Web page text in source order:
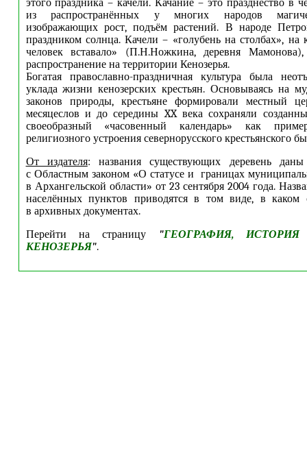
этого праздника – качели. Качание – это празднество в
из распространённых у многих народов
изображающих рост, подъём растений. В народе
праздником солнца. Качели – «голубень на столбах», на
человек вставало» (П.Н.Ножкина, деревня
распространение на территории Кенозерья.
Богатая православно-праздничная культура была
уклада жизни кенозерских крестьян. Основываясь на
законов природы, крестьяне формировали местный
месяцеслов и до середины XX века сохраняли
своеобразный «часовенный календарь» как
религиозного устроения севернорусского крестьянского
От издателя: названия существующих деревень даны
с Областным законом «О статусе и границах
в Архангельской области» от 23 сентября 2004 года.
населённых пунктов приводятся в том виде, в каком
в архивных документах.
Перейти на страницу
"ГЕОГРАФИЯ,
КЕНОЗЕРЬЯ".